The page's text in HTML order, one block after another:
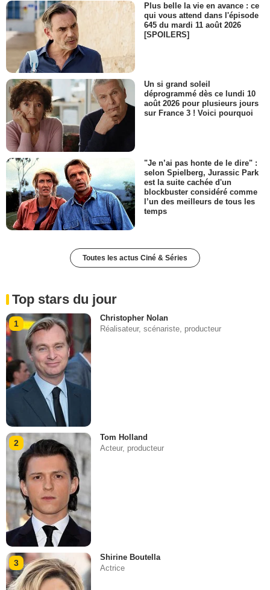
Plus belle la vie en avance : ce
qui vous attend dans l'épisode
645 du mardi 11 août 2026
[SPOILERS]
Un si grand soleil
déprogrammé dès ce lundi 10
août 2026 pour plusieurs jours
sur France 3 ! Voici pourquoi
"Je n’ai pas honte de le dire" :
selon Spielberg, Jurassic Park
est la suite cachée d'un
blockbuster considéré comme
l’un des meilleurs de tous les
temps
Toutes les actus Ciné & Séries
Top stars du jour
1
Christopher Nolan
Réalisateur, scénariste, producteur
2
Tom Holland
Acteur, producteur
3
Shirine Boutella
Actrice